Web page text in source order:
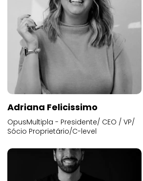
Adriana Felicissimo
OpusMultipla - Presidente/ CEO / VP/
Sócio Proprietário/C-level